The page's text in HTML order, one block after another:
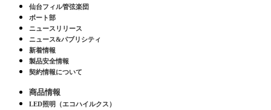
仙台フィル管弦楽団
ボート部
ニュースリリース
ニュース&パブリシティ
新着情報
製品安全情報
契約情報について
商品情報
LED照明（エコハイルクス）